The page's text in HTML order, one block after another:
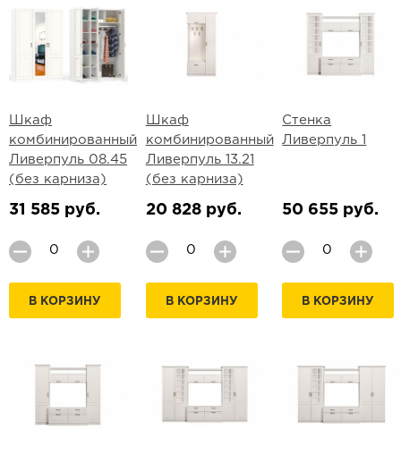
Шкаф
комбинированный
Ливерпуль 08.45
(без карниза)
31 585 руб.
В КОРЗИНУ
Шкаф
комбинированный
Ливерпуль 13.21
(без карниза)
20 828 руб.
В КОРЗИНУ
Стенка
Ливерпуль 1
50 655 руб.
В КОРЗИНУ